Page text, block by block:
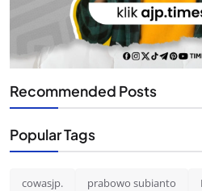
Recommended Posts
Popular Tags
cowasjp. prabowo subianto